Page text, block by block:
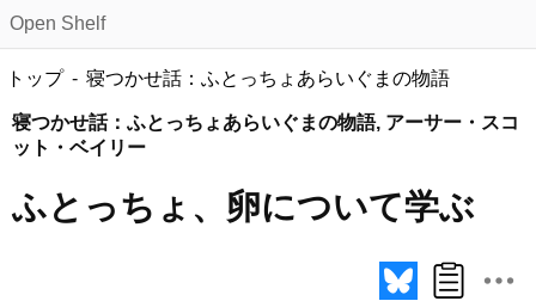
Open Shelf
トップ 寝つかせ話：ふとっちょあらいぐまの物語
寝つかせ話：ふとっちょあらいぐまの物語, アーサー・スコ
ット・ベイリー
ふとっちょ、卵について学ぶ